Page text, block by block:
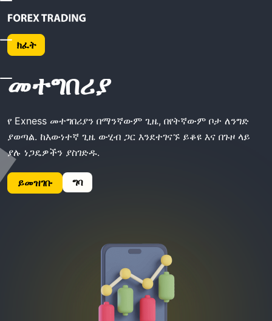
ክፈት
መነሻ Exness አውርድ መተግበሪያ
Exness አውርድ
መተግበሪያ
የ Exness መተግበሪያን በማንኛውም ጊዜ, በየትኛውም ቦታ ለንግድ
ያወጣል. ከእውነተኛ ጊዜ ውሂብ ጋር እንደተገናኙ ይቆዩ እና በጉዞ ላይ
ያሉ ነጋዴዎችን ያስገድዱ.
ይመዝገቡ ግባ